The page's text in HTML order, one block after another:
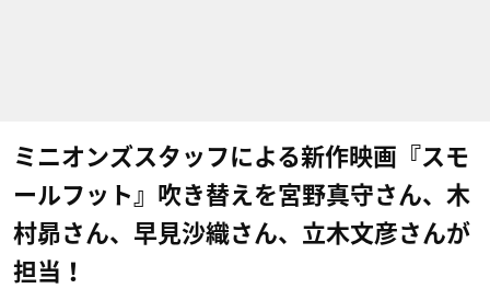
ミニオンズスタッフによる新作映画『スモ
ールフット』吹き替えを宮野真守さん、木
村昴さん、早見沙織さん、立木文彦さんが
担当！